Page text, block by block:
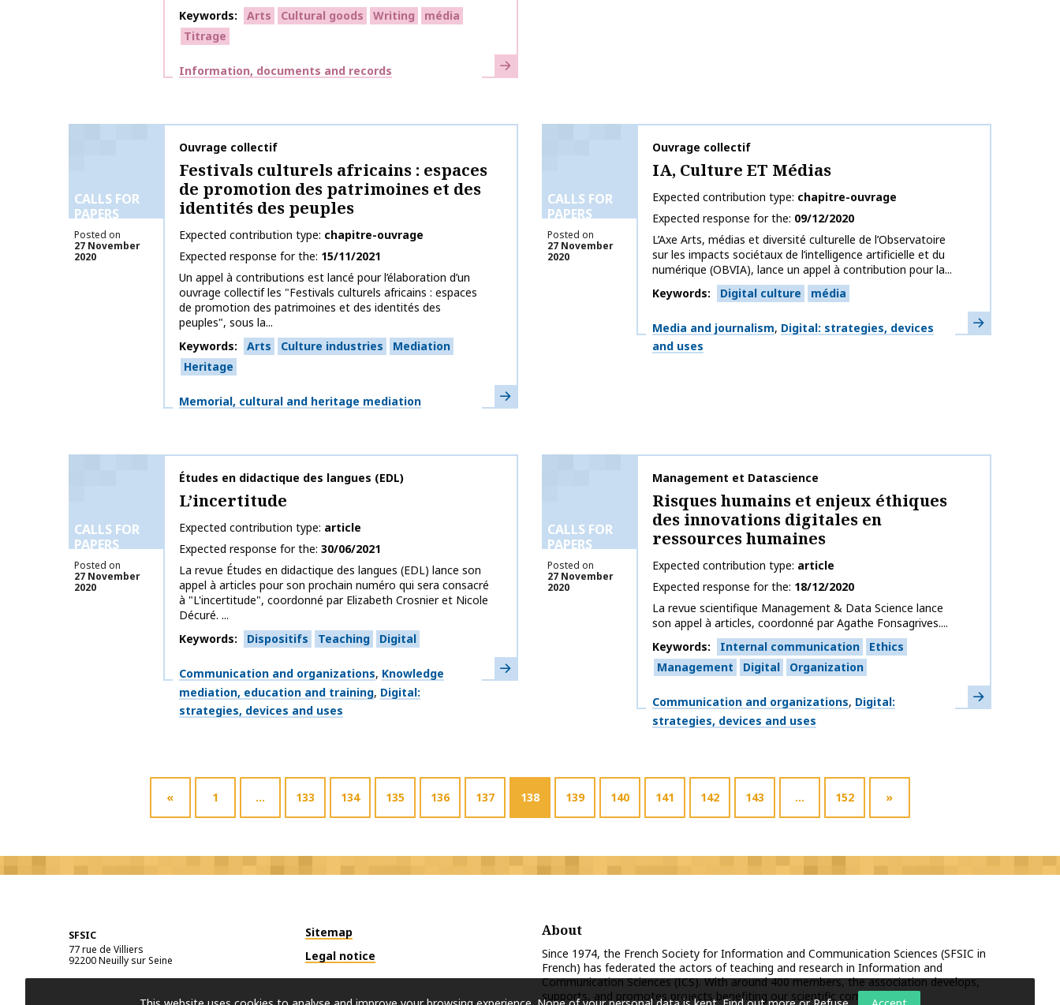
Keywords
Arts Cultural goods Writing
média
Titrage
Themes
Information, documents and records Learn more
CALLS FOR
PAPERS
Posted on
27 November
2020
Publication name
Ouvrage collectif
Festivals culturels africains : espaces
de promotion des patrimoines et des
identités des peuples
Expected contribution type chapitre-ouvrage
Expected response for the 15/11/2021
Un appel à contributions est lancé pour l’élaboration d’un
ouvrage collectif les "Festivals culturels africains : espaces
de promotion des patrimoines et des identités des
peuples", sous la...
Keywords
Arts Culture industries
Mediation
Heritage
Themes
Memorial, cultural and heritage mediation Learn more
CALLS FOR
PAPERS
Posted on
27 November
2020
Publication name
Ouvrage collectif
IA, Culture ET Médias
Expected contribution type chapitre-ouvrage
Expected response for the 09/12/2020
L’Axe Arts, médias et diversité culturelle de l’Observatoire
sur les impacts sociétaux de l’intelligence artificielle et du
numérique (OBVIA), lance un appel à contribution pour la...
Keywords
Digital culture média
Themes
Media and journalism Digital: strategies, devices
and uses
Learn more
CALLS FOR
PAPERS
Posted on
27 November
2020
Publication name
Études en didactique des langues (EDL)
L’incertitude
Expected contribution type article
Expected response for the 30/06/2021
La revue Études en didactique des langues (EDL) lance son
appel à articles pour son prochain numéro qui sera consacré
à "L'incertitude", coordonné par Elizabeth Crosnier et Nicole
Décuré. ...
Keywords
Dispositifs Teaching Digital
Themes
Communication and organizations Knowledge
mediation, education and training Digital:
strategies, devices and uses
Learn more
CALLS FOR
PAPERS
Posted on
27 November
2020
Publication name
Management et Datascience
Risques humains et enjeux éthiques
des innovations digitales en
ressources humaines
Expected contribution type article
Expected response for the 18/12/2020
La revue scientifique Management & Data Science lance
son appel à articles, coordonné par Agathe Fonsagrives....
Keywords
Internal communication
Ethics
Management
Digital Organization
Themes
Communication and organizations Digital:
strategies, devices and uses
Learn more
« 1 … 133 134 135 136 137 138 139 140 141 142 143 … 152 »
SFSIC
77 rue de Villiers
92200Neuilly sur Seine
Sitemap
Legal notice
About
Since 1974, the French Society for Information and Communication Sciences (SFSIC in
French) has federated the actors of teaching and research in Information and
Communication Sciences (ICS). With around 400 members, the association develops,
supports, and promotes projects benefiting our scientific community.